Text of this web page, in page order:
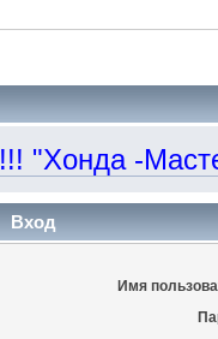
-
Вход
Имя